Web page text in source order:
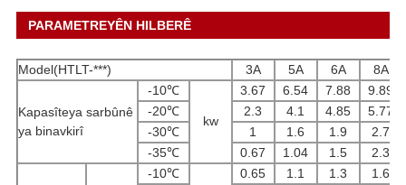
PARAMETREYÊN HILBERÊ
Model(HTLT-***) 3A 5A 6A 8A
Kapasîteya sarbûnê
ya binavkirî
-10℃
kw
3.67 6.54 7.88
9.89
-20℃
2.3 4.1 4.85
5.77
-30℃
1 1.6 1.9
2.7
-35℃
0.67 1.04 1.5 2.3
-10℃ 0.65 1.1 1.3
1.6